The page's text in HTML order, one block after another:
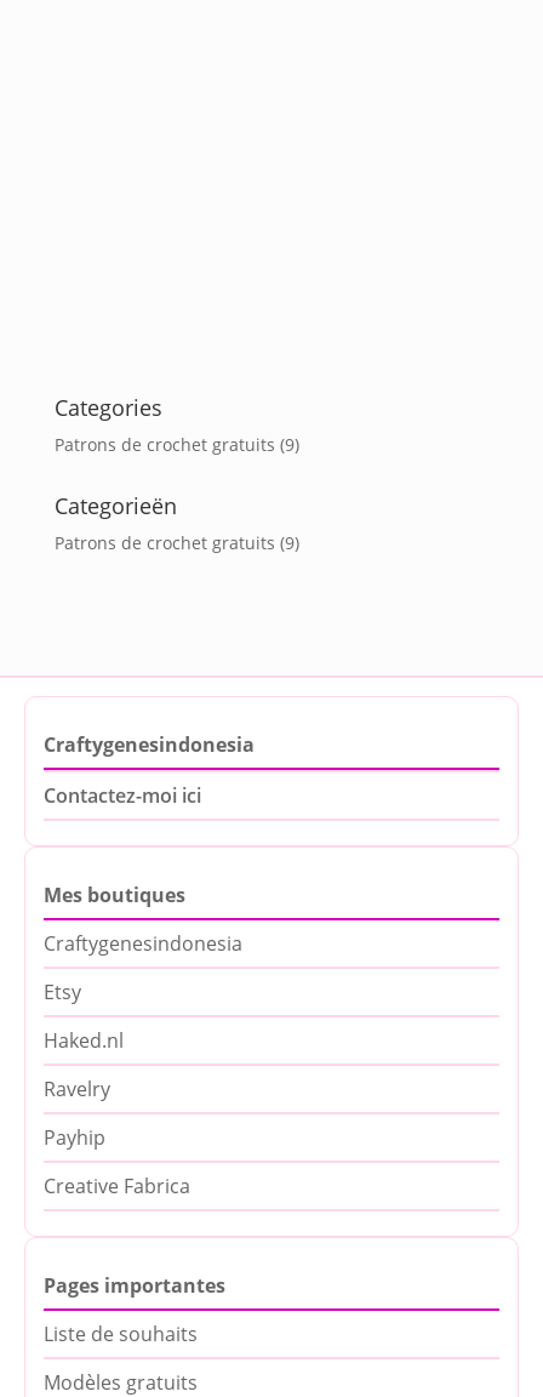
Categories
Patrons de crochet gratuits (9)
Categorieën
Patrons de crochet gratuits (9)
Craftygenesindonesia
Contactez-moi ici
Mes boutiques
Craftygenesindonesia
Etsy
Haked.nl
Ravelry
Payhip
Creative Fabrica
Pages importantes
Liste de souhaits
Modèles gratuits